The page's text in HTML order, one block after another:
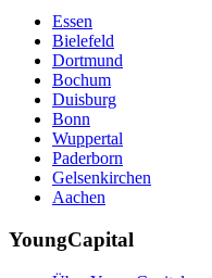
Essen
Bielefeld
Dortmund
Bochum
Duisburg
Bonn
Wuppertal
Paderborn
Gelsenkirchen
Aachen
YoungCapital